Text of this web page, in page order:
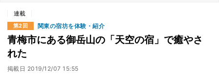
連載
第2回 関東の宿坊を体験・紹介
青梅市にある御岳山の「天空の宿」で癒やさ
れた
掲載日 2019/12/07 15:55